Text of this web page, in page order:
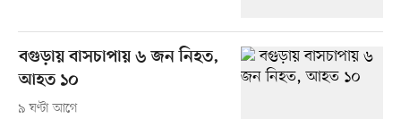
বগুড়ায় বাসচাপায় ৬ জন নিহত,
আহত ১০
৯ ঘণ্টা আগে